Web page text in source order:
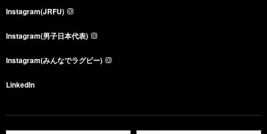
Instagram(JRFU)
Instagram(男子日本代表)
Instagram(みんなでラグビー)
LinkedIn